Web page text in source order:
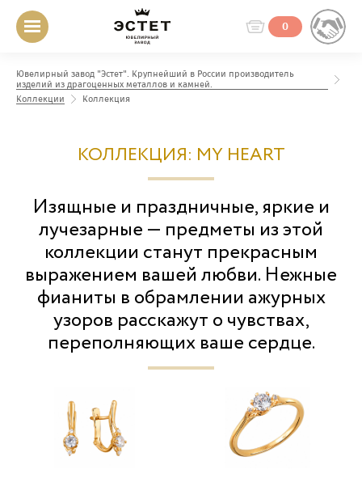
0
Ювелирный завод "Эстет". Крупнейший в России производитель
изделий из драгоценных металлов и камней.
Коллекции
Коллекция
КОЛЛЕКЦИЯ: MY HEART
Изящные и праздничные, яркие и
лучезарные — предметы из этой
коллекции станут прекрасным
выражением вашей любви. Нежные
фианиты в обрамлении ажурных
узоров расскажут о чувствах,
переполняющих ваше сердце.